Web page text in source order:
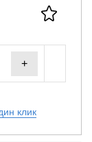
+
клик